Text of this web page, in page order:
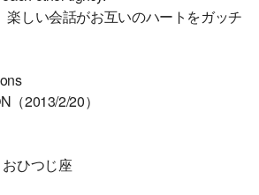
楽しい会話がお互いのハートをガッチ
（2013/2/20）
つじ座